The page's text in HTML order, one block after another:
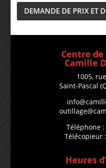
DEMANDE DE PRIX ET
Centre
Camille
1005,
Saint-Pascal
Téléphone
Télécopieur
Heures